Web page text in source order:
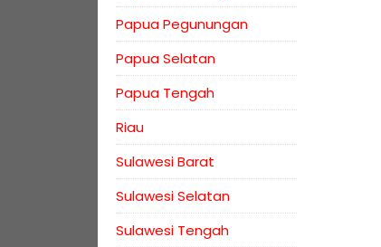
Papua Pegunungan
Papua Selatan
Papua Tengah
Riau
Sulawesi Barat
Sulawesi Selatan
Sulawesi Tengah